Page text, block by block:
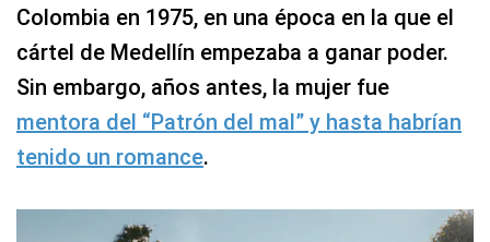
Colombia en 1975, en una época en la que el
cártel de Medellín empezaba a ganar poder.
Sin embargo, años antes, la mujer fue
mentora del “Patrón del mal” y hasta habrían
tenido un romance.